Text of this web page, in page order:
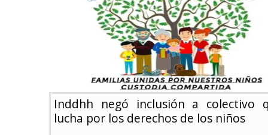
Inddhh negó inclusión a colectivo
lucha por los derechos de los niños